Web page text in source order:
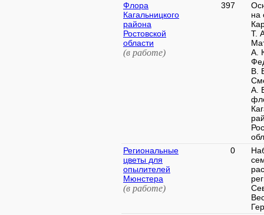
Флора
Кагальницкого
района
Ростовской
области
(в работе)
397
на
Т.
А.
В.
А.
Региональные
цветы для
опылителей
Мюнстера
(в работе)
0